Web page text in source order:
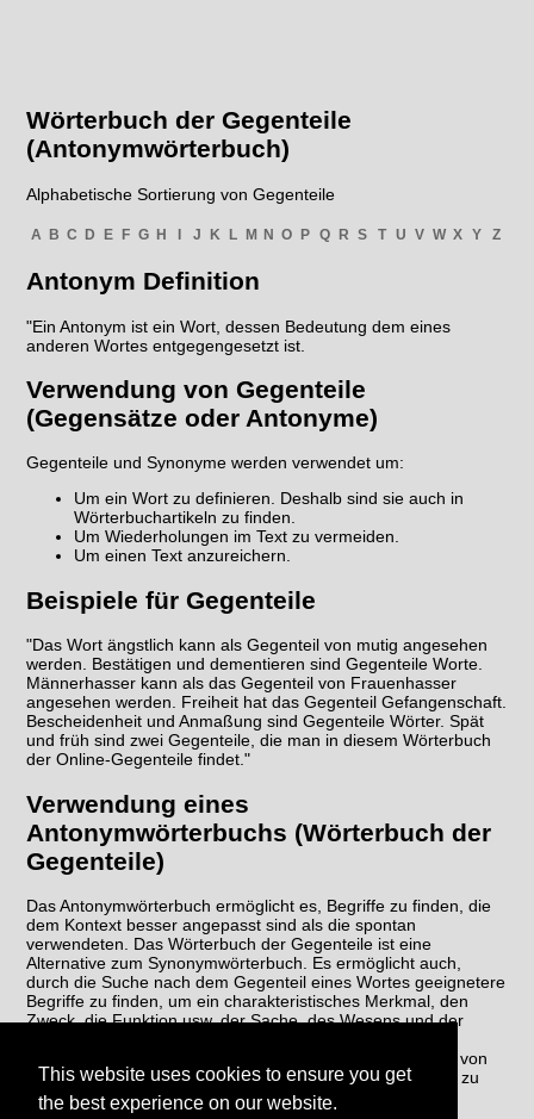
This website uses cookies to ensure you get
the best experience on our website.
Wörterbuch der Gegenteile
(Antonymwörterbuch)
Alphabetische Sortierung von Gegenteile
A B C D E F G H I J K L M N O P Q R S T U V W X Y Z
Antonym Definition
"Ein Antonym ist ein Wort, dessen Bedeutung dem eines
anderen Wortes entgegengesetzt ist.
Verwendung von Gegenteile
(Gegensätze oder Antonyme)
Gegenteile und Synonyme werden verwendet um:
Um ein Wort zu definieren. Deshalb sind sie auch in
Wörterbuchartikeln zu finden.
Um Wiederholungen im Text zu vermeiden.
Um einen Text anzureichern.
Beispiele für Gegenteile
"Das Wort ängstlich kann als Gegenteil von mutig angesehen
werden. Bestätigen und dementieren sind Gegenteile Worte.
Männerhasser kann als das Gegenteil von Frauenhasser
angesehen werden. Freiheit hat das Gegenteil Gefangenschaft.
Bescheidenheit und Anmaßung sind Gegenteile Wörter. Spät
und früh sind zwei Gegenteile, die man in diesem Wörterbuch
der Online-Gegenteile findet."
Verwendung eines
Antonymwörterbuchs (Wörterbuch der
Gegenteile)
Das Antonymwörterbuch ermöglicht es, Begriffe zu finden, die
dem Kontext besser angepasst sind als die spontan
verwendeten. Das Wörterbuch der Gegenteile ist eine
Alternative zum Synonymwörterbuch. Es ermöglicht auch,
durch die Suche nach dem Gegenteil eines Wortes geeignetere
Begriffe zu finden, um ein charakteristisches Merkmal, den
Zweck, die Funktion usw. der Sache, des Wesens und der
Wörterbuch ermöglicht es schließlich, eine Wiederholung von
Wörtern im selben Text zu vermeiden, um den Schreibstil zu
verbessern.